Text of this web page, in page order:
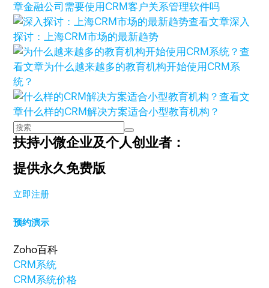
章金融公司需要使用CRM客户关系管理软件吗
查看文章深入
探讨：上海CRM市场的最新趋势
查
看文章为什么越来越多的教育机构开始使用CRM系
统？
查看文
章什么样的CRM解决方案适合小型教育机构？
扶持小微企业及个人创业者：
提供永久免费版
立即注册
预约演示
Zoho百科
CRM系统
CRM系统价格